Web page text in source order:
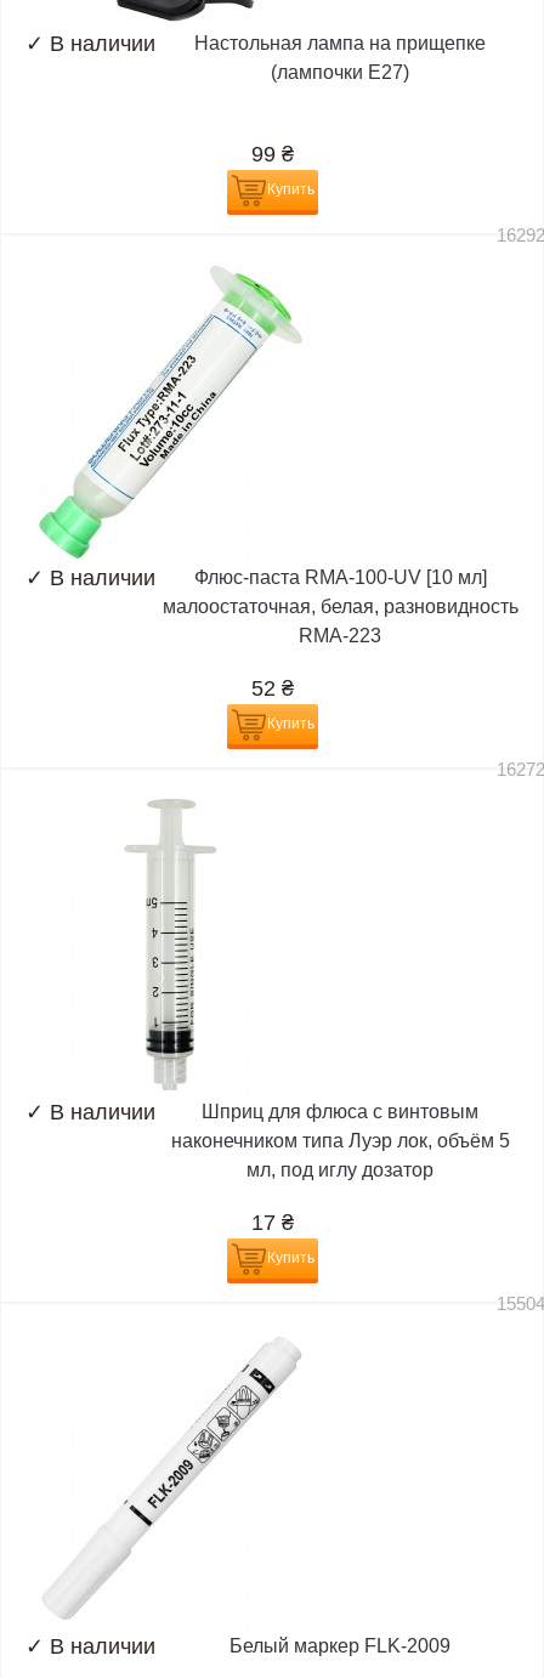
✓ В наличии
Настольная лампа на прищепке
(лампочки E27)
99 ₴
Купить
✓ В наличии
Флюс-паста RMA-100-UV [10 мл]
малоостаточная, белая, разновидность
RMA-223
52 ₴
Купить
✓ В наличии
Шприц для флюса с винтовым
наконечником типа Луэр лок, объём 5
мл, под иглу дозатор
17 ₴
Купить
✓ В наличии Белый маркер FLK-2009